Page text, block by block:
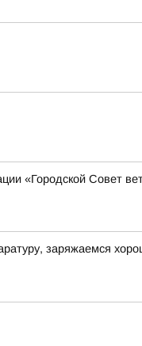
«Городской Совет
заряжаемся